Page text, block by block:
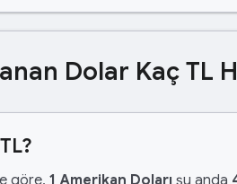
Dolar Kaç TL
göre, 1 Amerikan Doları şu anda